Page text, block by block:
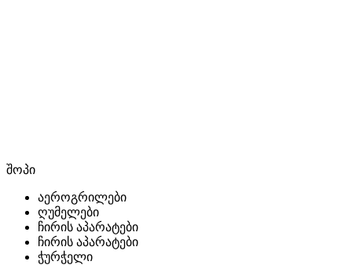
შოპი
აეროგრილები
ღუმელები
ჩირის აპარატები
ჩირის აპარატები
ჭურჭელი